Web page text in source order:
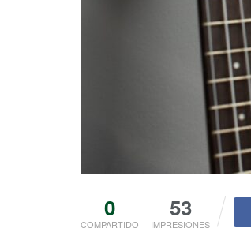
0
COMPARTIDO
53
IMPRESIONES